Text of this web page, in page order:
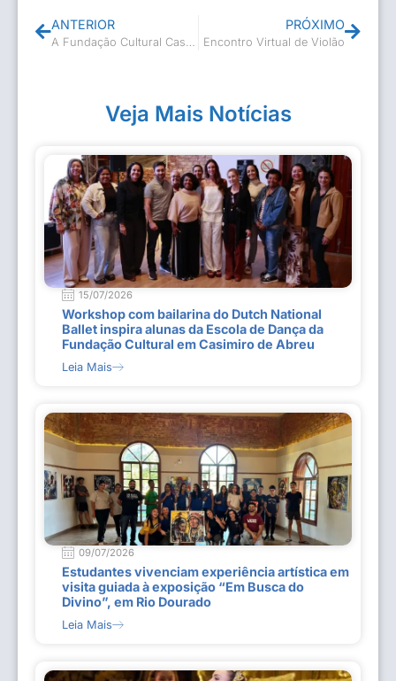
ANTERIOR PRÓXIMO
Encontro Virtual de Violão
Veja Mais Notícias
15/07/2026
Workshop com bailarina do Dutch National
Ballet inspira alunas da Escola de Dança da
Fundação Cultural em Casimiro de Abreu
Leia Mais
09/07/2026
Estudantes vivenciam experiência artística em
visita guiada à exposição “Em Busca do
Divino”, em Rio Dourado
Leia Mais